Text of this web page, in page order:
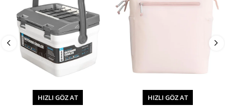
HIZLI GÖZ AT HIZLI GÖZ AT